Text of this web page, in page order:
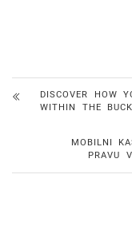
DISCOVER HOW
WITHIN THE
MOBILNI
PRAVU